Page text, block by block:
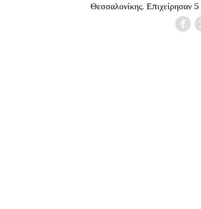
Θεσσαλονίκης. Επιχείρησαν 5